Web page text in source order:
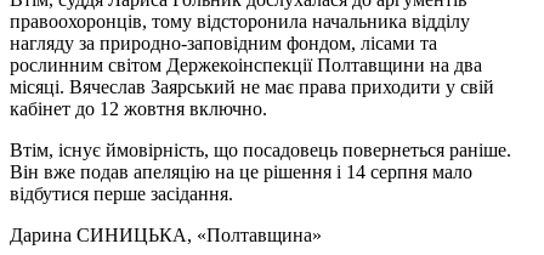
правоохоронців, тому відсторонила начальника відділу
нагляду за природно-заповідним фондом, лісами та
рослинним світом Держекоінспекції Полтавщини на два
місяці. Вячеслав Заярський не має права приходити у свій
кабінет до 12 жовтня включно.
Втім, існує ймовірність, що посадовець повернеться раніше.
Він вже подав апеляцію на це рішення і 14 серпня мало
відбутися перше засідання.
Дарина СИНИЦЬКА, «Полтавщина»